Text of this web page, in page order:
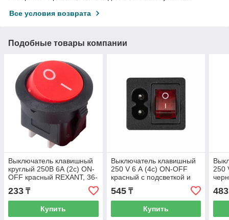
Все условия возврата
Подобные товары компании
Выключатель клавишный
круглый 250В 6А (2с) ON-
OFF красный REXANT, 36-
233 ₸
Купить
Выключатель клавишный
250 V 6 А (4с) ON-OFF
красный с подсветкой и
штекером C8 2PIN
REXANT
545₸
Купить
250
483